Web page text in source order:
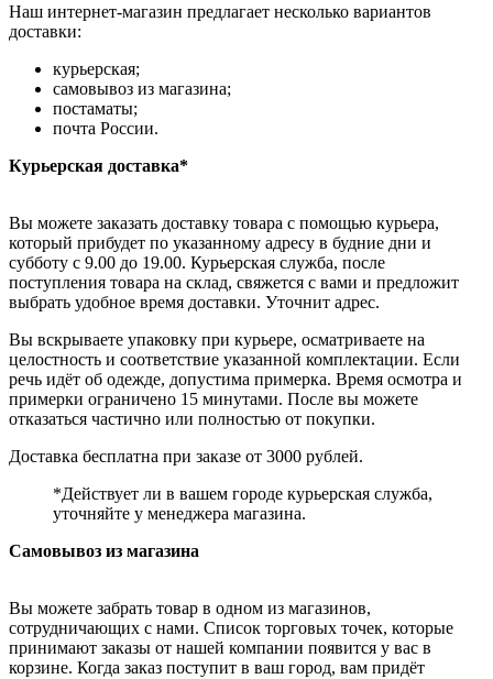
Наш интернет-магазин предлагает несколько вариантов
доставки:
курьерская;
самовывоз из магазина;
постаматы;
почта России.
Курьерская доставка*
Вы можете заказать доставку товара с помощью курьера,
который прибудет по указанному адресу в будние дни и
субботу с 9.00 до 19.00. Курьерская служба, после
поступления товара на склад, свяжется с вами и предложит
выбрать удобное время доставки. Уточнит адрес.
Вы вскрываете упаковку при курьере, осматриваете на
целостность и соответствие указанной комплектации. Если
речь идёт об одежде, допустима примерка. Время осмотра и
примерки ограничено 15 минутами. После вы можете
отказаться частично или полностью от покупки.
Доставка бесплатна при заказе от 3000 рублей.
*Действует ли в вашем городе курьерская служба,
уточняйте у менеджера магазина.
Самовывоз из магазина
Вы можете забрать товар в одном из магазинов,
сотрудничающих с нами. Список торговых точек, которые
принимают заказы от нашей компании появится у вас в
корзине. Когда заказ поступит в ваш город, вам придёт